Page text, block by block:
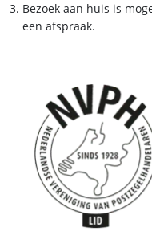
Bezoek aan huis is
een afspraak.